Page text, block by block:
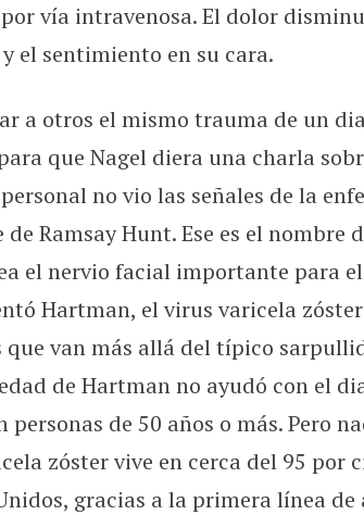
vía intravenosa. El dolor
el sentimiento en su cara.
a otros el mismo trauma de un
que Nagel diera una charla
no vio las señales de la
de Ramsay Hunt. Ese es el
el nervio facial importante para
Hartman, el virus varicela
que van más allá del típico
de Hartman no ayudó con el
personas de 50 años o más. Pero
zóster vive en cerca del 95 por
gracias a la primera línea